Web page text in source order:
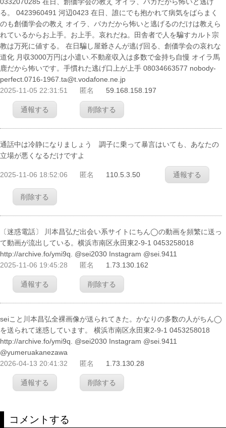
る。 0423960491 河辺0423 在日、誰にでも抱かれて病気をばらまく
のも創価学会の教え オイラ、バカだから怖いと逃げるのだけは教えら
れているからお上手。お上手。哀れだね。田舎者で人を騙すカルト宗
教は万死に値する。 在日騙し屋爺さんが逃げ回る、創価学会の哀れな
道化 月収3000万円は小遣い.不動産収入は多数で金持ち自慢 オイラ馬
鹿だから怖いです。手慣れた逃げ口上が上手 08034663577 nobody-
perfect.0716-1967.ta@t.vodafone.ne.jp
2025-11-05 22:31:51
匿名 59.168.158.197
通報する 削除する
通話中は冷静になりましょう 調子に乗って暴言はいても、あなたの
立場が悪くなるだけですよ
2025-11-06 18:52:06 匿名 110.5.3.50 通報する
削除する
〔迷惑電話〕 川本昌弘だ出会い系サイトにちん◯の動画を頻繁に送っ
て動画が流出している。横浜市南区永田東2-9-1 0453258018
http://archive.fo/ymi9q. @sei2030 Instagram @sei.9411
2025-11-06 19:45:28
匿名 1.73.130.162
通報する 削除する
seiこと川本昌弘全裸画像が送られてきた。かなりの多数の人がちん◯
を送られて迷惑しています。 横浜市南区永田東2-9-1 0453258018
http://archive.fo/ymi9q. @sei2030 Instagram @sei.9411
@yumeruakanezawa
2026-04-13 20:41:32
匿名 1.73.130.28
通報する 削除する
コメントする